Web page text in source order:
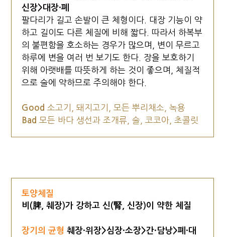
신장>대장·폐
팔다리가 길고 손발이 큰 체형이다. 대장 기능이 약
하고 길이도 다른 체질에 비해 짧다. 따라서 하복부
의 불편함을 호소하는 경우가 많으며, 변이 무르고
하루에 변을 여러 번 보기도 한다. 장을 보호하기
위해 아랫배를 따뜻하게 하는 것이 좋으며, 체질적
으로 술에 약하므로 주의해야 한다.
Good소고기, 돼지고기, 모든 뿌리채소, 녹용
Bad모든 바다 생선과 조개류, 술, 코코아, 초콜릿
토양체질
비(脾, 췌장)가 강하고 신(腎, 신장)이 약한 체질
장기의 균형췌장·위장>심장·소장>간·담낭>폐·대